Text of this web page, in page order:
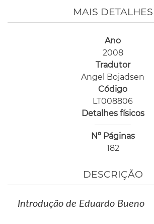
MAIS DETALHES
Ano
2008
Tradutor
Angel Bojadsen
Código
LT008806
Detalhes físicos
Nº Páginas
182
DESCRIÇÃO
Introdução de Eduardo Bueno